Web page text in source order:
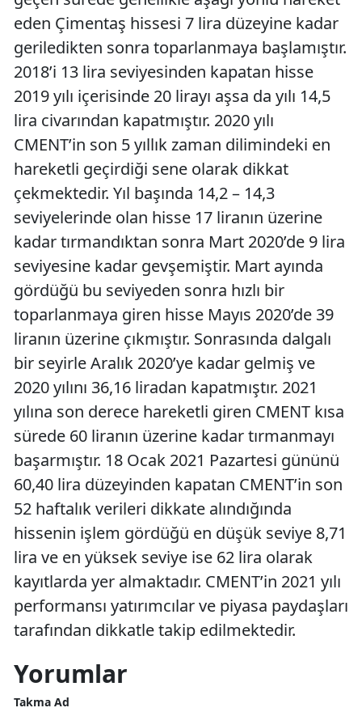
eden Çimentaş hissesi 7 lira düzeyine kadar
geriledikten sonra toparlanmaya başlamıştır.
2018’i 13 lira seviyesinden kapatan hisse
2019 yılı içerisinde 20 lirayı aşsa da yılı 14,5
lira civarından kapatmıştır. 2020 yılı
CMENT’in son 5 yıllık zaman dilimindeki en
hareketli geçirdiği sene olarak dikkat
çekmektedir. Yıl başında 14,2 – 14,3
seviyelerinde olan hisse 17 liranın üzerine
kadar tırmandıktan sonra Mart 2020’de 9 lira
seviyesine kadar gevşemiştir. Mart ayında
gördüğü bu seviyeden sonra hızlı bir
toparlanmaya giren hisse Mayıs 2020’de 39
liranın üzerine çıkmıştır. Sonrasında dalgalı
bir seyirle Aralık 2020’ye kadar gelmiş ve
2020 yılını 36,16 liradan kapatmıştır. 2021
yılına son derece hareketli giren CMENT kısa
sürede 60 liranın üzerine kadar tırmanmayı
başarmıştır. 18 Ocak 2021 Pazartesi gününü
60,40 lira düzeyinden kapatan CMENT’in son
52 haftalık verileri dikkate alındığında
hissenin işlem gördüğü en düşük seviye 8,71
lira ve en yüksek seviye ise 62 lira olarak
kayıtlarda yer almaktadır. CMENT’in 2021 yılı
performansı yatırımcılar ve piyasa paydaşları
tarafından dikkatle takip edilmektedir.
Yorumlar
Takma Ad